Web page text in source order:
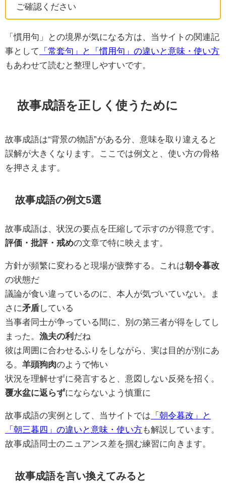
ご確認ください
「慣用句」との境界が気になる方は、当サイトの関連記
事として
「常套句」と「慣用句」の違いと意味・使い方
もあわせて読むと整理しやすいです。
故事成語を正しく使うために
故事成語は“背景の物語”がある分、意味を取り違えると
誤解が大きくなります。ここでは例文と、使い方の骨格
を押さえます。
故事成語の例文5選
故事成語は、状況の要点を圧縮して示すのが得意です。
評価・批評・戒めの文章で特に映えます。
方針が頻繁に変わると現場が疲弊する。これは朝令暮改
の状態だ
議論が食い違っているのに、本人が気づいていない。ま
さに矛盾している
当事者同士が争っている間に、別の第三者が得をしてし
まった。 漁夫の利 だね
彼は周囲に合わせるふりをしながら、実は目的が別にあ
る。 羊頭狗肉のようで怖い
状況を理解せずに発言すると、意図しない反発を招く。
覆水盆に返らずにならないよう慎重に
故事成語の実例として、当サイトでは 「朝令暮改」と
「朝三暮四」の違いと意味・使い方も解説しています。
故事成語同士のニュアンス差を掴む練習に向きます。
故事成語を言い換えてみると